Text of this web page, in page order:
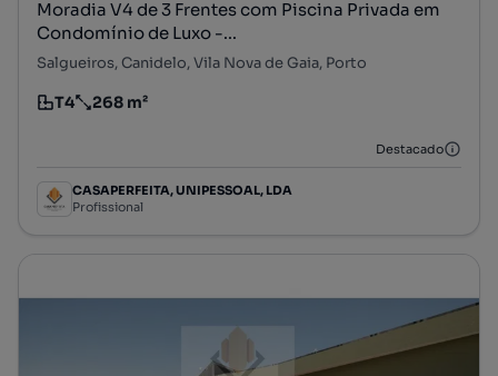
Moradia V4 de 3 Frentes com Piscina Privada em
Condomínio de Luxo -...
Salgueiros, Canidelo, Vila Nova de Gaia, Porto
Tipologia
T4
Preço por metro quadrado
268 m²
Destacado
CASAPERFEITA, UNIPESSOAL, LDA
Profissional